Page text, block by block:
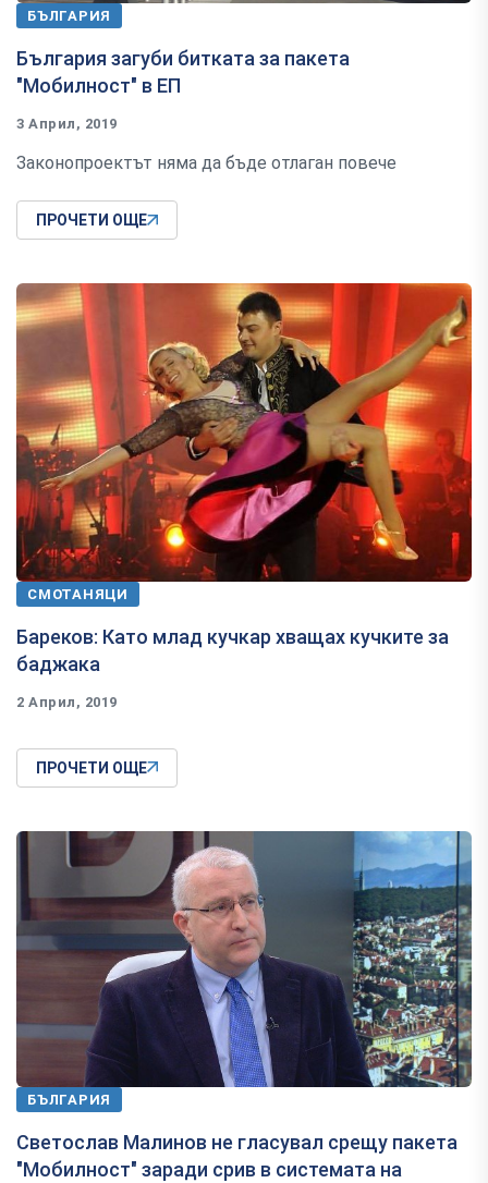
БЪЛГАРИЯ
България загуби битката за пакета
"Мобилност" в ЕП
3 Април, 2019
Законопроектът няма да бъде отлаган повече
ПРОЧЕТИ ОЩЕ
СМОТАНЯЦИ
Бареков: Като млад кучкар хващах кучките за
баджака
2 Април, 2019
ПРОЧЕТИ ОЩЕ
БЪЛГАРИЯ
Светослав Малинов не гласувал срещу пакета
"Мобилност" заради срив в системата на